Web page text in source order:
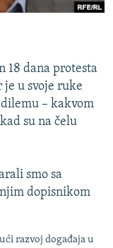
18 dana protesta
je u svoje ruke
– kakvom
su na čelu
smo sa
dopisnikom
razvoj događaja u